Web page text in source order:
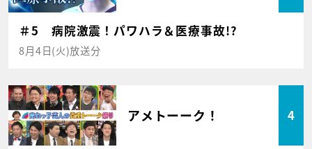
＃5 病院激震！パワハラ＆医療事故!?
8月4日(火)放送分
アメトーーク！ 4